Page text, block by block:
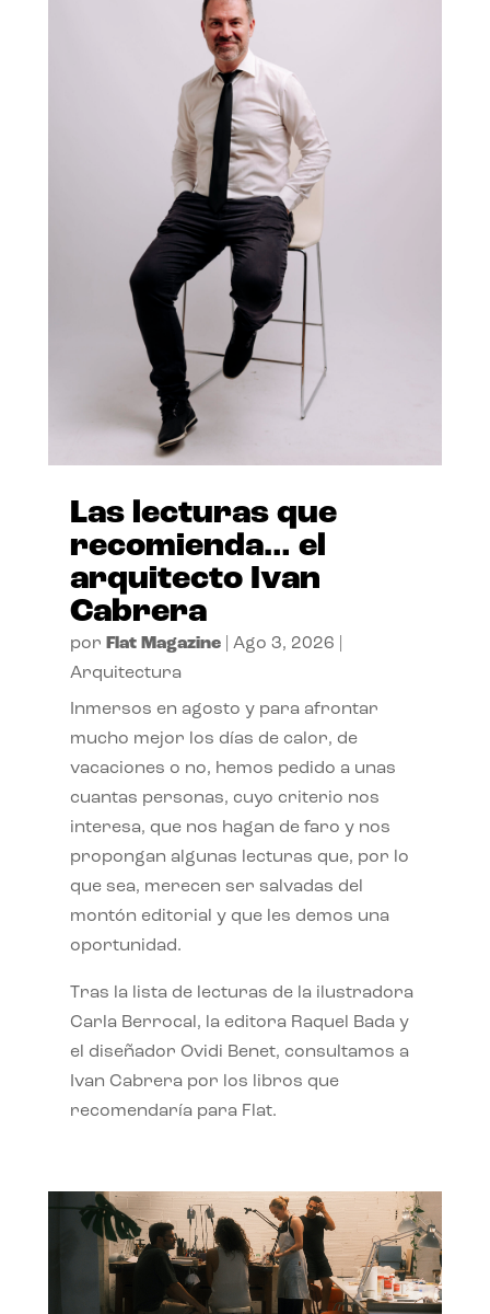
Las lecturas que
recomienda… el
arquitecto Ivan
Cabrera
por Flat Magazine| Ago 3, 2026
Arquitectura
Inmersos en agosto y para afrontar
mucho mejor los días de calor, de
vacaciones o no, hemos pedido a unas
cuantas personas, cuyo criterio nos
interesa, que nos hagan de faro y nos
propongan algunas lecturas que, por lo
que sea, merecen ser salvadas del
montón editorial y que les demos una
oportunidad.
Tras la lista de lecturas de la ilustradora
Carla Berrocal, la editora Raquel Bada y
el diseñador Ovidi Benet, consultamos a
Ivan Cabrera por los libros que
recomendaría para Flat.